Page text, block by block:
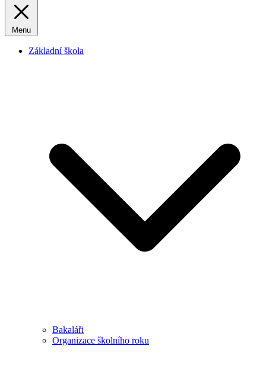
Menu
Základní škola
Bakaláři
Organizace školního roku